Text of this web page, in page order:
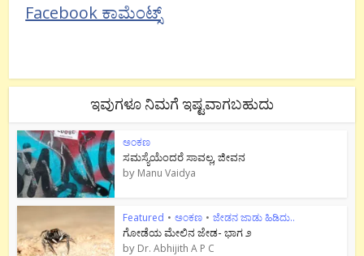
Facebook ಕಾಮೆಂಟ್ಸ್
ಇವುಗಳೂ ನಿಮಗೆ ಇಷ್ಟವಾಗಬಹುದು
ಅಂಕಣ
ಸಮಸ್ಯೆಯೆಂದರೆ ಸಾವಲ್ಲ, ಜೀವನ
by Manu Vaidya
Featured • ಅಂಕಣ • ಜೇಡನ ಜಾಡು ಹಿಡಿದು..
ಗೋಡೆಯ ಮೇಲಿನ ಜೇಡ- ಭಾಗ ೨
by Dr. Abhijith A P C